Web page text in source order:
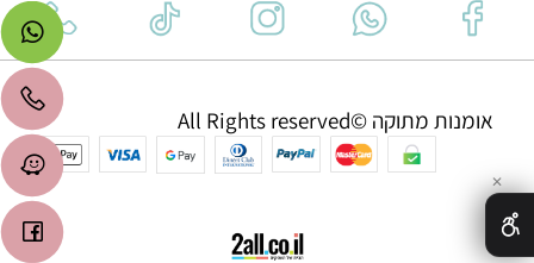
אומנות מתוקה ©All Rights reserved
✕